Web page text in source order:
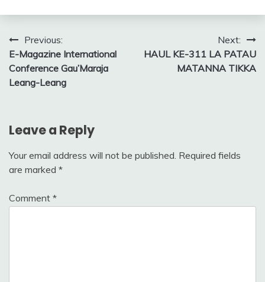
Post
navigation
Previous:
E-Magazine International
Conference Gau’Maraja
Leang-Leang
Next:
HAUL KE-311 LA PATAU
MATANNA TIKKA
Leave a Reply
Your email address will not be published. Required fields
are marked *
Comment *